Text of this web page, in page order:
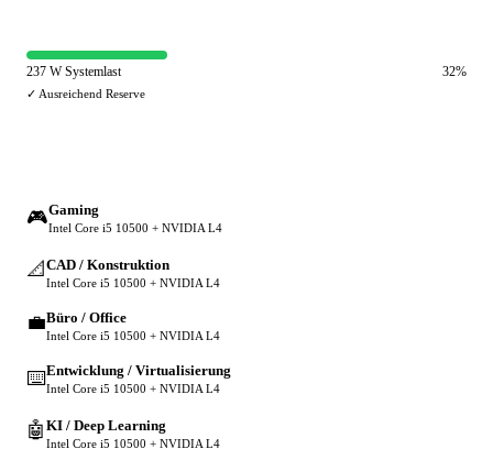
237 W Systemlast 32%
✓ Ausreichend Reserve
🎮Gaming
Intel Core i5 10500 + NVIDIA L4
📐 CAD / Konstruktion
Intel Core i5 10500 + NVIDIA L4
💼Büro / Office
Intel Core i5 10500 + NVIDIA L4
⌨️Entwicklung / Virtualisierung
Intel Core i5 10500 + NVIDIA L4
🤖 KI / Deep Learning
Intel Core i5 10500 + NVIDIA L4